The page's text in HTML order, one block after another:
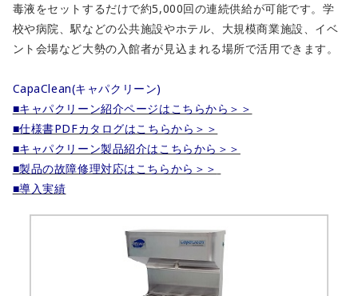
毒液をセットするだけで約5,000回の連続供給が可能です。学
校や病院、駅などの公共施設やホテル、大規模商業施設、イベ
ント会場など大勢の入館者が見込まれる場所で活用できます。
CapaClean(キャパクリーン)
■キャパクリーン紹介ページはこちらから＞＞
■仕様書PDFカタログはこちらから＞＞
■キャパクリーン製品紹介はこちらから＞＞
■製品の故障修理対応はこちらから＞＞
■導入実績